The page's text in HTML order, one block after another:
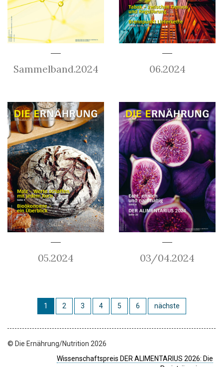
Sammelband.2024 06.2024
05.2024 03/04.2024
1 2 3 4 5 6 nächste
© Die Ernährung/Nutrition 2026
Wissenschaftspreis DER ALIMENTARIUS 2026: Die